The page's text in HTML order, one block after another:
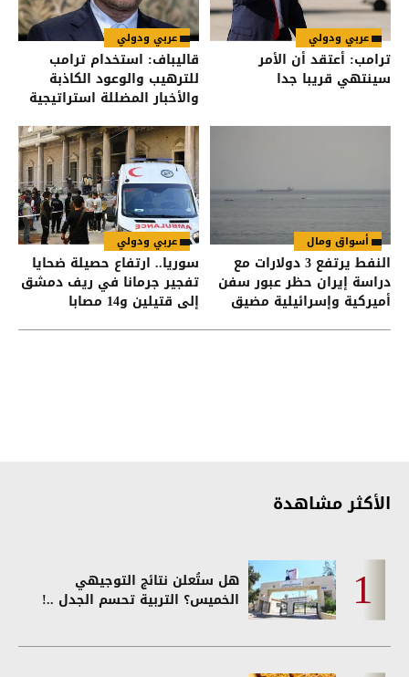
عربي ودولي
ترامب: أعتقد أن الأمر
سينتهي قريبا جدا
عربي ودولي
قاليباف: استخدام ترامب
للترهيب والوعود الكاذبة
والأخبار المضللة استراتيجية
أسواق ومال
النفط يرتفع 3 دولارات مع
دراسة إيران حظر عبور سفن
أميركية وإسرائيلية مضيق
عربي ودولي
سوريا.. ارتفاع حصيلة ضحايا
تفجير جرمانا في ريف دمشق
إلى قتيلين و14 مصابا
الأكثر مشاهدة
هل ستُعلن نتائج التوجيهي
الخميس؟ التربية تحسم الجدل ..!